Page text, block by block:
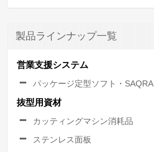
製品ラインナップ一覧
営業支援システム
パッケージ定型ソフト・SAQRA
抜型用資材
カッティングマシン消耗品
ステンレス面板